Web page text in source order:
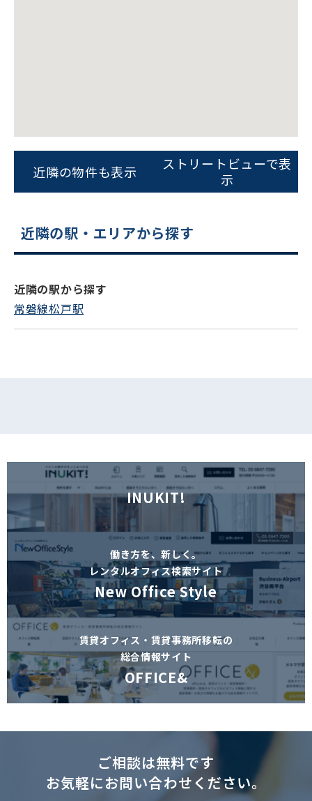
ビルコード：172272
をお伝えいただくと
スムーズにご案内できます
平日 9:00〜18:00
近隣の物件も表示
ストリートビューで表
示
近隣の駅・エリアから探す
近隣の駅から探す
常磐線松戸駅
INUKIT!
働き方を、新しく。
レンタルオフィス検索サイト
New Office Style
賃貸オフィス・賃貸事務所移転の
総合情報サイト
OFFICE&
ご相談は無料です
お気軽にお問い合わせください。